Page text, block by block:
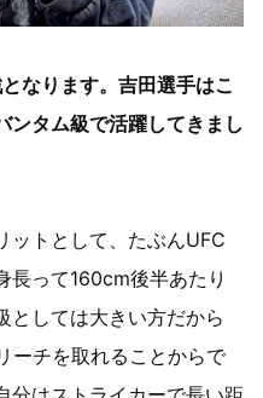
なります。吉田選手はこ
ンタム級で活躍してきまし
ットとして、たぶんUFC
長って160cm後半あたり
としては大きい方だから
ーチを取れることからで